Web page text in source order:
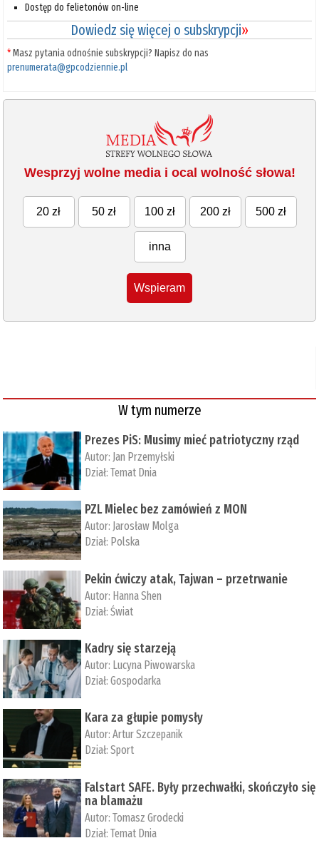
Dostęp do felietonów on-line
Dowiedz się więcej o subskrypcji»
*Masz pytania odnośnie subskrypcji? Napisz do nas
prenumerata@gpcodziennie.pl
Wesprzyj wolne media i ocal wolność słowa!
20 zł 50 zł 100 zł 200 zł 500 zł
inna
Wspieram
W tym numerze
Prezes PiS: Musimy mieć patriotyczny rząd
Autor: Jan Przemyłski
Dział:Temat Dnia
PZL Mielec bez zamówień z MON
Autor: Jarosław Molga
Dział: Polska
Pekin ćwiczy atak, Tajwan – przetrwanie
Autor: ­Hanna Shen
Dział:Świat
Kadry się starzeją
Autor: Lucyna Piwowarska
Dział:Gospodarka
Kara za głupie pomysły
Autor:Artur Szczepanik
Dział:Sport
Falstart SAFE. Były przechwałki, skończyło się
na blamażu
Autor:Tomasz Grodecki
Dział:Temat Dnia